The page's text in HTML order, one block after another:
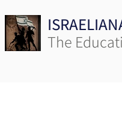
The